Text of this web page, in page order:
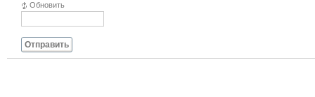
Обновить
Отправить